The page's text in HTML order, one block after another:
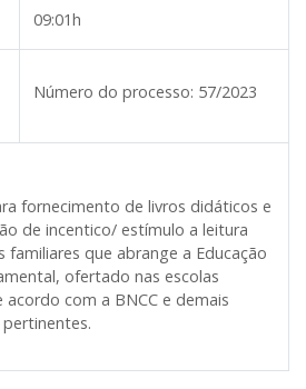
09:01h
Número do processo: 57/2023
fornecimento de livros didáticos e
de incentico/ estímulo a leitura
familiares que abrange a Educação
ofertado nas escolas
acordo com a BNCC e demais